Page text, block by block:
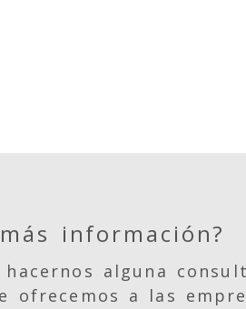
información?
hacernos alguna
ofrecemos a las